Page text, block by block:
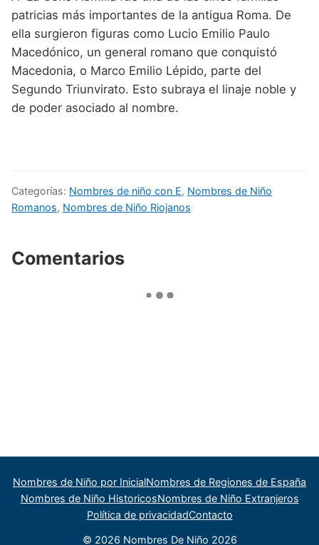
patricias más importantes de la antigua Roma. De
ella surgieron figuras como Lucio Emilio Paulo
Macedónico, un general romano que conquistó
Macedonia, o Marco Emilio Lépido, parte del
Segundo Triunvirato. Esto subraya el linaje noble y
de poder asociado al nombre.
Categorías: Nombres de niño con E, Nombres de Niño
Romanos, Nombres de Niño Riojanos
Comentarios
Nombres de Niño por InicialNombres de Regiones de España
Nombres de Niño HistoricosNombres de Niño Extranjeros
Política de privacidadContacto
© 2026 Nombres De Niño 2026